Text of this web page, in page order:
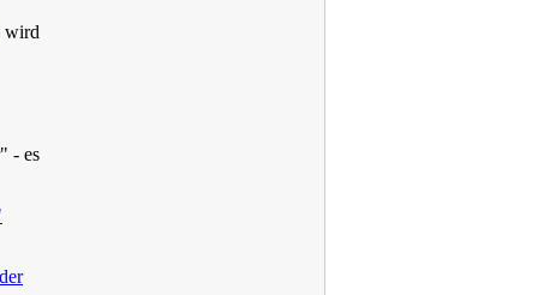
wird
- es